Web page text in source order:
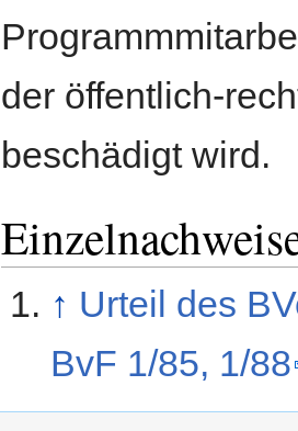
der öffentlich-
beschädigt wird.
↑ Urteil des
BvF 1/85, 1/88